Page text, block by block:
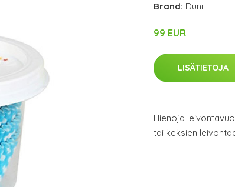
Brand: Duni
99 EUR
LISÄTIETOJA
Hienoja
tai keksien